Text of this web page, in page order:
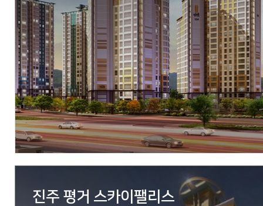
현장 대구광역시 북구 연경중앙로11길 33
시행 DAEHYUN HOUSING SEOMI DEVELOPER
시공 (주)우방
세대수 503세대
분양문의 053-762-3232
자세히 보기
진주 평거 스카이팰리스